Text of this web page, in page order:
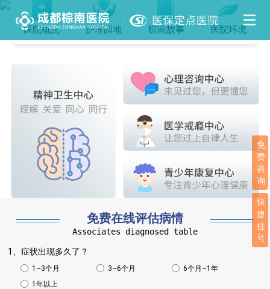
医院概况 护理园地 棕南故事 医院环境
免费在线评估病情
Associates diagnosed table
1、症状出现多久了？
1~3个月 3~6个月
6个月~1年
1年以上
免
费
咨
询
快
捷
挂
号